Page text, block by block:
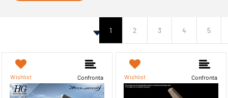
1 2 3 4 5
Wishlist Confronta Wishlist Confronta